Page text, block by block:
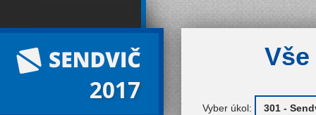
2017
Vyber úkol: